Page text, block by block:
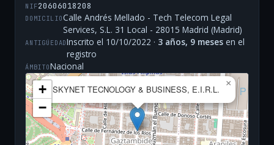
NIF20606018208
DOMICILIOCalle Andrés Mellado - Tech Telecom Legal
Services, S.L. 31 Local - 28015 Madrid (Madrid)
ANTIGÜEDADInscrito el 10/10/2022 · 3 años, 9 meses en el
registro
ÁMBITONacional
SKYNET TECNOLOGY & BUSINESS, E.I.R.L.
×
+
−